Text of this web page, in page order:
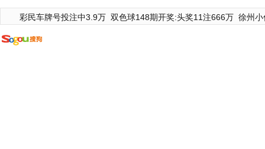
彩民车牌号投注中3.9万 双色球148期开奖:头奖11注666万 徐州